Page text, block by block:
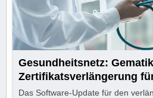
Gesundheitsnetz:
Zertifikatsverlängerung
Juli
Das Software-Update für den